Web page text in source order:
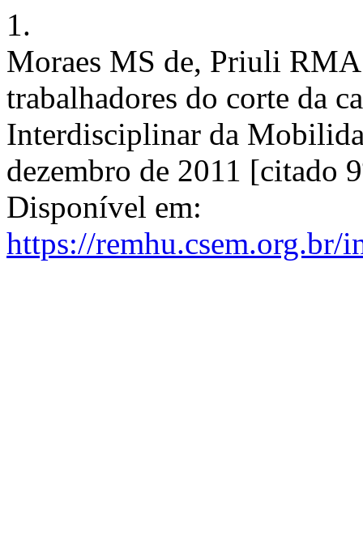
1.
Moraes MS de, Priuli
trabalhadores do corte da
Interdisciplinar da
dezembro de 2011 [citado
Disponível em:
https://remhu.csem.org.br/